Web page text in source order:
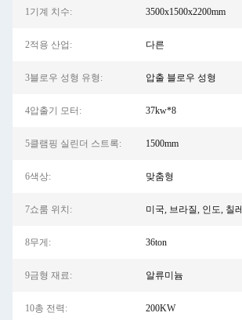
1기계 치수: 3500x1500x2200mm
2적용 산업: 다른
3블로우 성형 유형: 압출 블로우 성형
4압출기 모터: 37kw*8
5클램핑 실린더 스트록: 1500mm
6색상: 맞춤형
7쇼룸 위치: 미국, 브라질, 인도, 칠레
8무게: 36ton
9금형 재료: 알류미늄
10총 전력: 200KW